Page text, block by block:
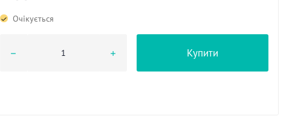
Очікується
Купити